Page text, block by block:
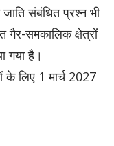
संबंधित प्रश्न भी
गैर-समकालिक क्षेत्रों
गया है।
के लिए 1 मार्च 2027